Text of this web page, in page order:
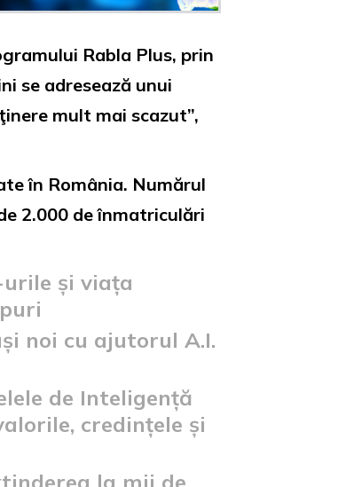
Rabla Plus, prin
se adresează unui
mult mai scazut”,
în România. Numărul
2.000 de înmatriculări
și viața
noi cu ajutorul A.I.
de Inteligență
credințele și